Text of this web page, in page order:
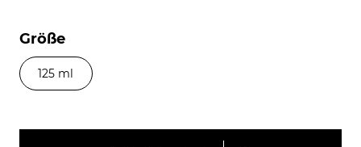
Größe
125 ml